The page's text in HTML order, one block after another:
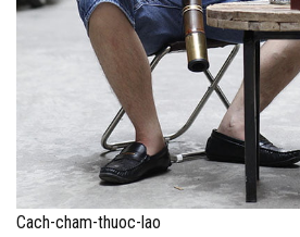
Cach-cham-thuoc-lao